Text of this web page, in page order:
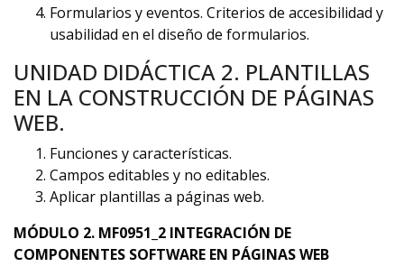
Formularios y eventos. Criterios de accesibilidad y
usabilidad en el diseño de formularios.
UNIDAD DIDÁCTICA 2. PLANTILLAS
EN LA CONSTRUCCIÓN DE PÁGINAS
WEB.
Funciones y características.
Campos editables y no editables.
Aplicar plantillas a páginas web.
MÓDULO 2. MF0951_2 INTEGRACIÓN DE
COMPONENTES SOFTWARE EN PÁGINAS WEB